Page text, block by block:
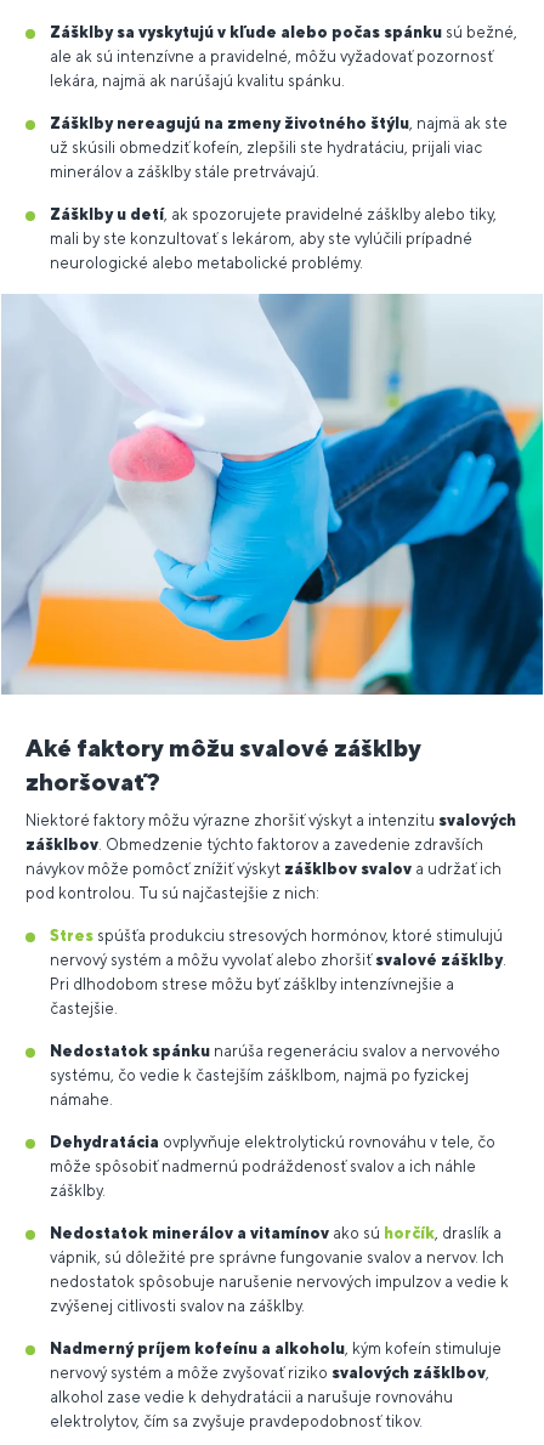
Zášklby sa vyskytujú v kľude alebo počas spánku sú bežné,
ale ak sú intenzívne a pravidelné, môžu vyžadovať pozornosť
lekára, najmä ak narúšajú kvalitu spánku.
Zášklby nereagujú na zmeny životného štýlu , najmä ak ste
už skúsili obmedziť kofeín, zlepšili ste hydratáciu, prijali viac
minerálov a zášklby stále pretrvávajú.
Zášklby u detí, ak spozorujete pravidelné zášklby alebo tiky,
mali by ste konzultovať s lekárom, aby ste vylúčili prípadné
neurologické alebo metabolické problémy.
Aké faktory môžu svalové zášklby
zhoršovať?
Niektoré faktory môžu výrazne zhoršiť výskyt a intenzitu svalových
zášklbov. Obmedzenie týchto faktorov a zavedenie zdravších
návykov môže pomôcť znížiť výskyt zášklbov svalov a udržať ich
pod kontrolou. Tu sú najčastejšie z nich:
Stres spúšťa produkciu stresových hormónov, ktoré stimulujú
nervový systém a môžu vyvolať alebo zhoršiť svalové zášklby.
Pri dlhodobom strese môžu byť zášklby intenzívnejšie a
častejšie.
Nedostatok spánku narúša regeneráciu svalov a nervového
systému, čo vedie k častejším zášklbom, najmä po fyzickej
námahe.
Dehydratácia ovplyvňuje elektrolytickú rovnováhu v tele, čo
môže spôsobiť nadmernú podráždenosť svalov a ich náhle
zášklby.
Nedostatok minerálov a vitamínov ako sú horčík, draslík a
vápnik, sú dôležité pre správne fungovanie svalov a nervov. Ich
nedostatok spôsobuje narušenie nervových impulzov a vedie k
zvýšenej citlivosti svalov na zášklby.
Nadmerný príjem kofeínu a alkoholu, kým kofeín stimuluje
nervový systém a môže zvyšovať riziko svalových zášklbov,
alkohol zase vedie k dehydratácii a narušuje rovnováhu
elektrolytov, čím sa zvyšuje pravdepodobnosť tikov.